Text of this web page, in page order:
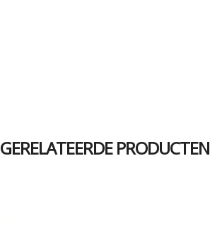
GERELATEERDE PRODUCTEN